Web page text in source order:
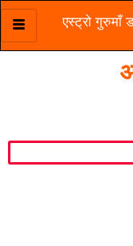
Skip
एस्ट्रो गुरुमाँ